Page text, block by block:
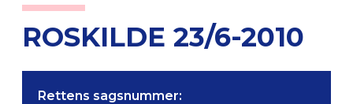
ROSKILDE 23/6-2010
Rettens sagsnummer: